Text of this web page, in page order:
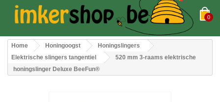
0
Home Honingoogst
Honingslingers
Elektrische slingers tangentiel
520 mm 3-raams elektrische
honingslinger Deluxe BeeFun®